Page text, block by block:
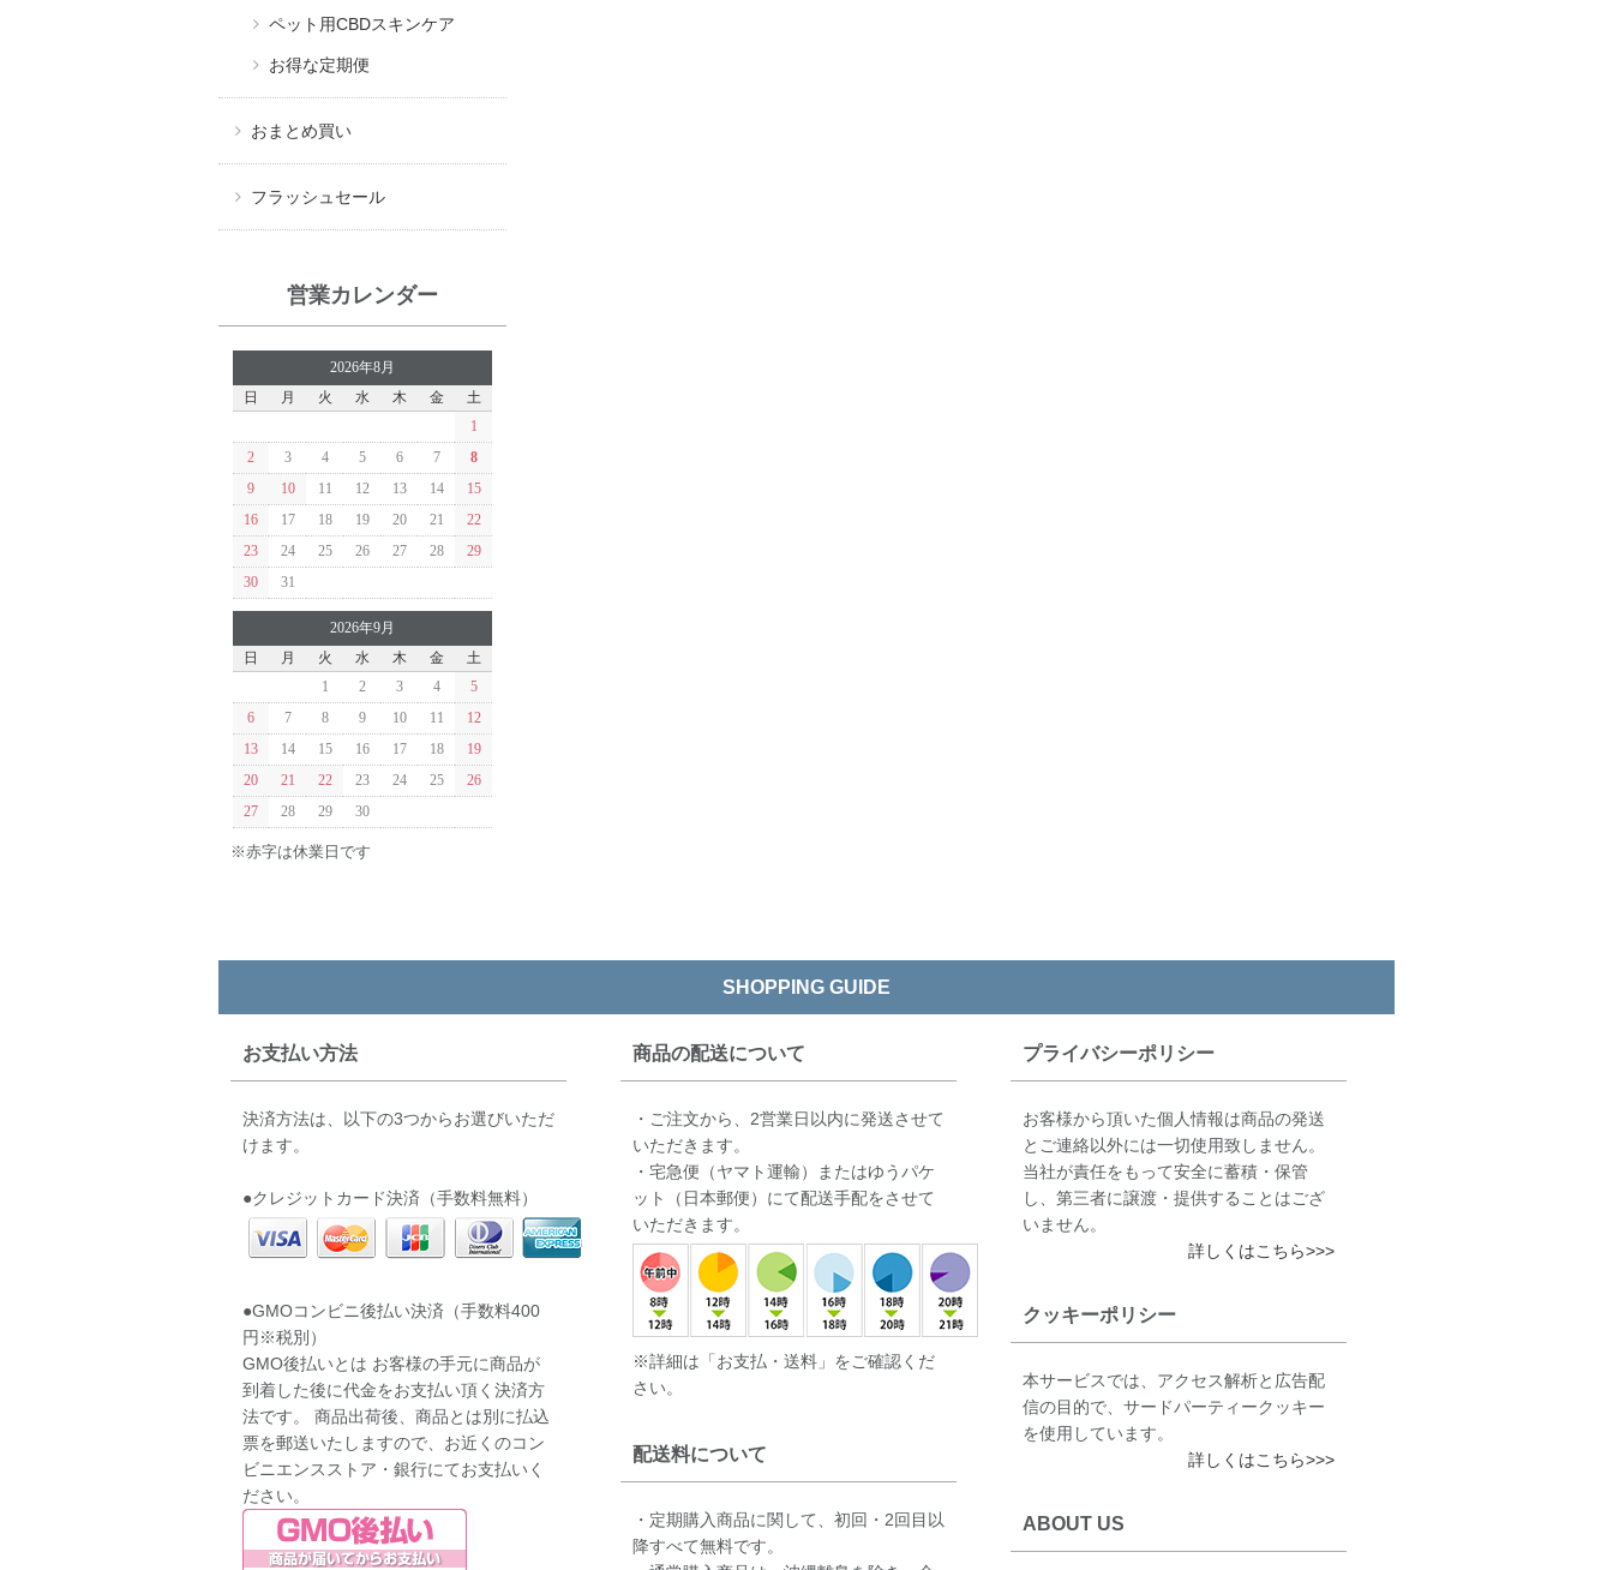
ペット用CBDスキンケア
お得な定期便
おまとめ買い
フラッシュセール
営業カレンダー
2026年8月
日
月 火 水 木 金
土
1
2
3 4 5 6 7
8
9
10 11 12 13 14
15
16
17 18 19 20 21
22
23
24 25 26 27 28
29
30
31
2026年9月
日
月 火 水 木 金
土
1
2 3 4
5
6
7 8 9 10 11
12
13
14 15 16 17 18
19
20
21 22 23 24 25
26
27
28 29 30
※赤字は休業日です
SHOPPING GUIDE
お支払い方法
決済方法は、以下の3つからお選びいただ
けます。
●クレジットカード決済（手数料無料）
●GMOコンビニ後払い決済（手数料400
円※税別）
GMO後払いとは お客様の手元に商品が
到着した後に代金をお支払い頂く決済方
法です。 商品出荷後、商品とは別に払込
票を郵送いたしますので、お近くのコン
ビニエンスストア・銀行にてお支払いく
ださい。
商品の配送について
・ご注文から、2営業日以内に発送させて
いただきます。
・宅急便（ヤマト運輸）またはゆうパケ
ット（日本郵便）にて配送手配をさせて
いただきます。
※詳細は「お支払・送料」をご確認くだ
さい。
配送料について
・定期購入商品に関して、初回・2回目以
降すべて無料です。
プライバシーポリシー
お客様から頂いた個人情報は商品の発送
とご連絡以外には一切使用致しません。
当社が責任をもって安全に蓄積・保管
し、第三者に譲渡・提供することはござ
いません。
詳しくはこちら>>>
クッキーポリシー
本サービスでは、アクセス解析と広告配
信の目的で、サードパーティークッキー
を使用しています。
詳しくはこちら>>>
ABOUT US